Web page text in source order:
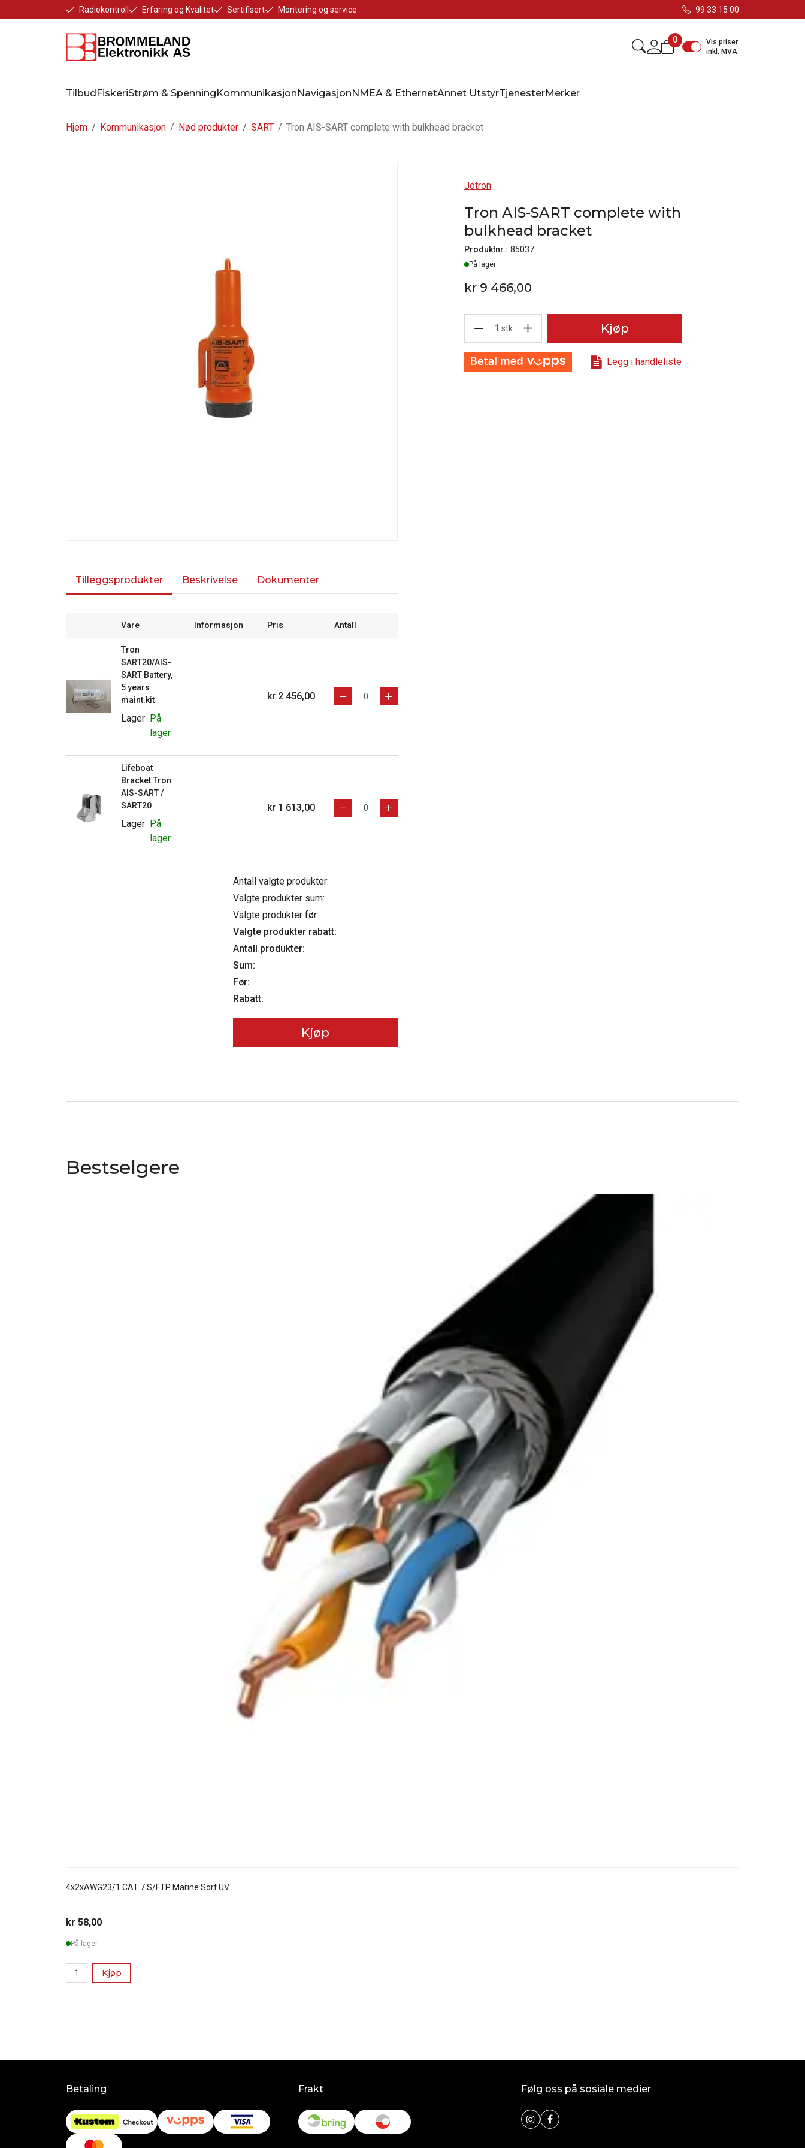
Radiokontroll Erfaring og Kvalitet Sertifisert Montering og service 99 33 15 00
0
Vis priser
inkl. MVA
TilbudFiskeriStrøm & SpenningKommunikasjonNavigasjonNMEA & EthernetAnnet UtstyrTjenesterMerker
/
Hjem /
Kommunikasjon /
Nød produkter /
SART Tron AIS-SART complete with bulkhead bracket
Jotron
Tron AIS-SART complete with
bulkhead bracket
Produktnr.: 85037
Lager
På lager
kr 9 466,00
1 stk Kjøp
Legg i handleliste
Tilleggsprodukter Beskrivelse Dokumenter
Vare Informasjon Pris Antall
Tron
SART20/AIS-
SART Battery,
5 years
maint.kit
Lager På
lager
kr 2 456,00
Lifeboat
Bracket Tron
AIS-SART /
SART20
Lager På
lager
kr 1 613,00
Antall valgte produkter:
Valgte produkter sum:
Valgte produkter før:
Valgte produkter rabatt:
Antall produkter:
Sum:
Før:
Rabatt:
Kjøp
Bestselgere
4x2xAWG23/1 CAT 7 S/FTP Marine Sort UV
kr 58,00
På lager
Kjøp
Betaling Frakt Følg oss på sosiale medier